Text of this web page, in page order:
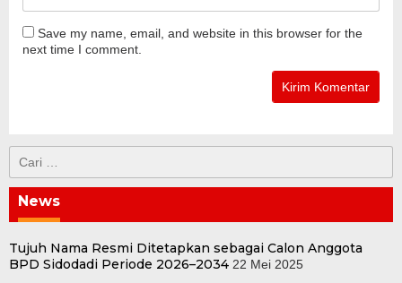
Save my name, email, and website in this browser for the
next time I comment.
untuk:
News
Tujuh Nama Resmi Ditetapkan sebagai Calon Anggota
BPD Sidodadi Periode 2026–2034 22 Mei 2025